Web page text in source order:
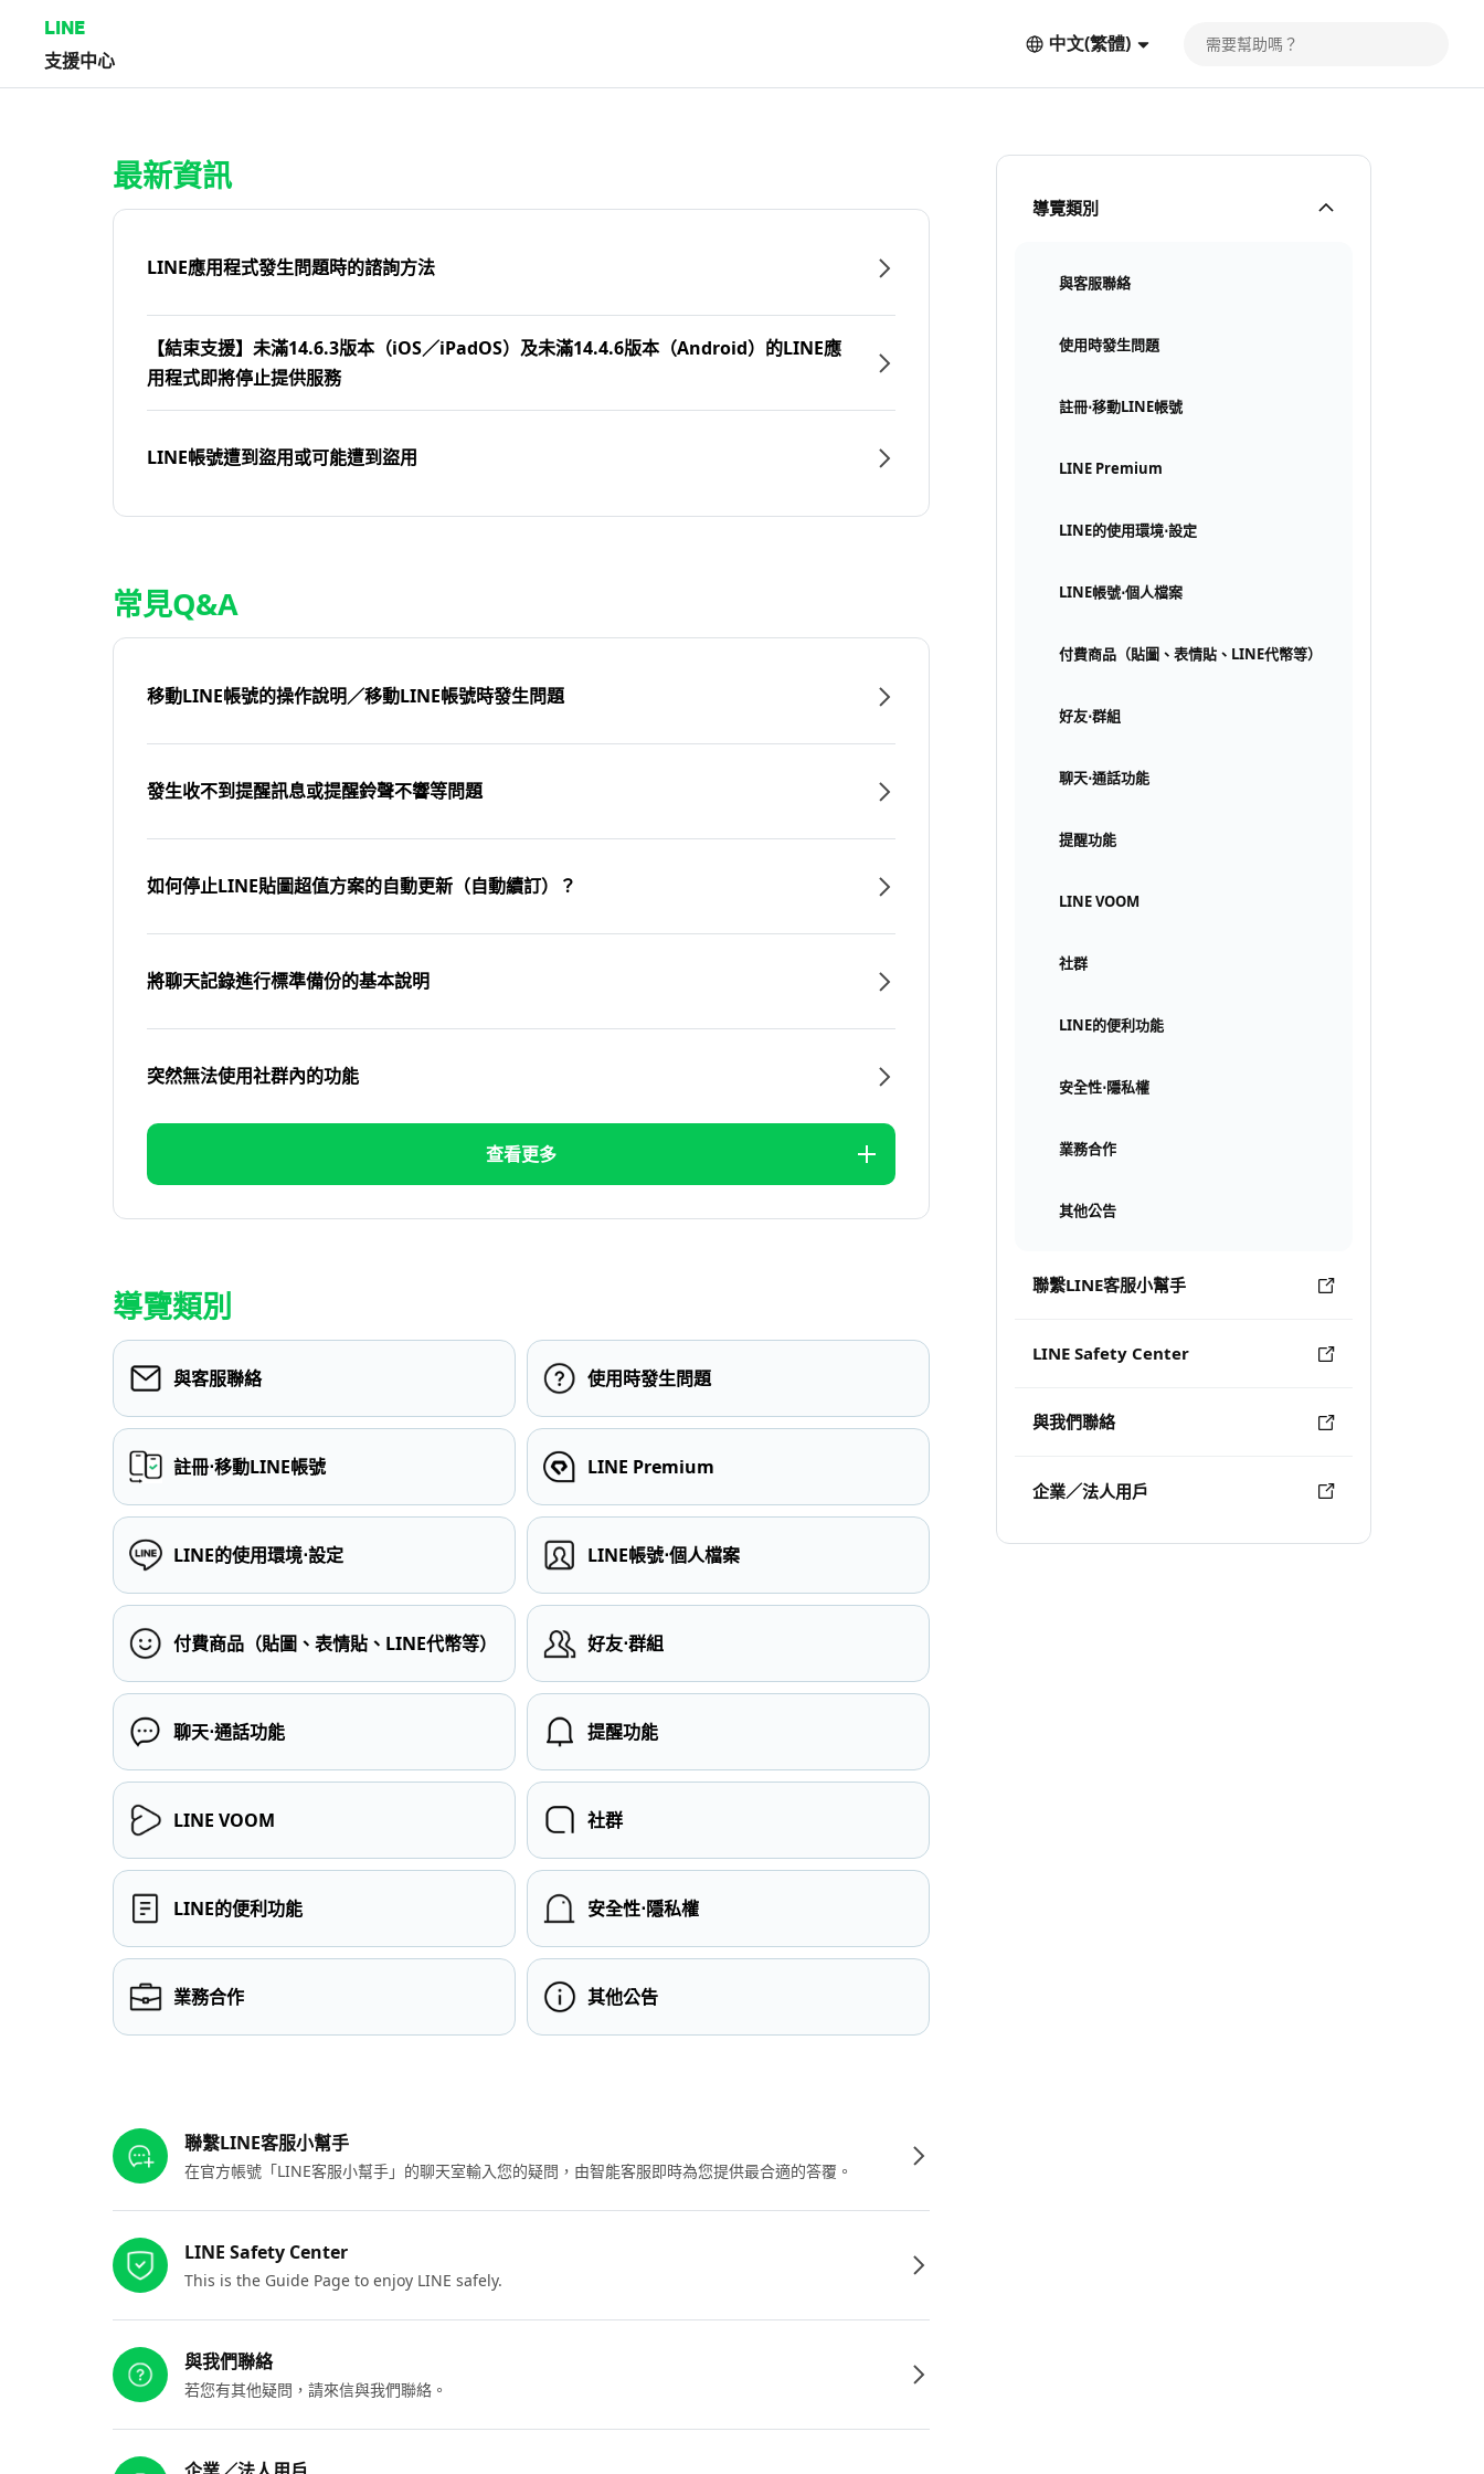
LINE
支援中心
中文(繁體)
導覽類別
與客服聯絡
使用時發生問題
註冊⋅移動LINE帳號
LINE Premium
LINE的使用環境⋅設定
LINE帳號⋅個人檔案
付費商品（貼圖、表情貼、LINE代幣等）
好友⋅群組
聊天⋅通話功能
提醒功能
LINE VOOM
社群
LINE的便利功能
安全性⋅隱私權
業務合作
其他公告
聯繫LINE客服小幫手
LINE Safety Center
與我們聯絡
企業／法人用戶
最新資訊
LINE應用程式發生問題時的諮詢方法
【結束支援】未滿14.6.3版本（iOS／iPadOS）及未滿14.4.6版本（Android）的LINE應
用程式即將停止提供服務
LINE帳號遭到盜用或可能遭到盜用
常見Q&A
移動LINE帳號的操作說明／移動LINE帳號時發生問題
發生收不到提醒訊息或提醒鈴聲不響等問題
如何停止LINE貼圖超值方案的自動更新（自動續訂）？
將聊天記錄進行標準備份的基本說明
突然無法使用社群內的功能
查看更多
導覽類別
與客服聯絡 使用時發生問題
註冊⋅移動LINE帳號 LINE Premium
LINE的使用環境⋅設定 LINE帳號⋅個人檔案
付費商品（貼圖、表情貼、LINE代幣等） 好友⋅群組
聊天⋅通話功能 提醒功能
LINE VOOM 社群
LINE的便利功能 安全性⋅隱私權
業務合作 其他公告
聯繫LINE客服小幫手
在官方帳號「LINE客服小幫手」的聊天室輸入您的疑問，由智能客服即時為您提供最合適的答覆。
LINE Safety Center
This is the Guide Page to enjoy LINE safely.
與我們聯絡
若您有其他疑問，請來信與我們聯絡。